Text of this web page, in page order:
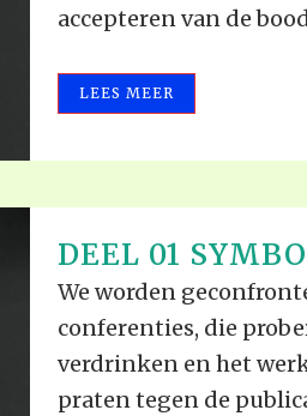
accepteren van de
LEES MEER
DEEL 01
We worden
conferenties, die
verdrinken en het
praten tegen de